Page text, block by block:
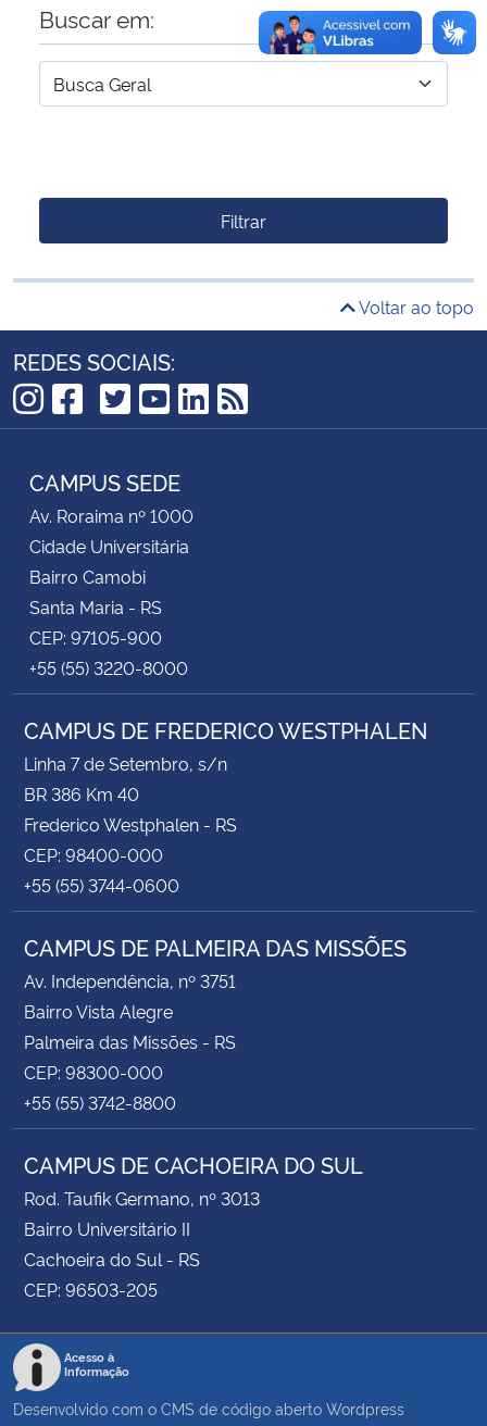
Buscar em:
Filtrar
Voltar ao topo
REDES SOCIAIS:
Instagram
Facebook
TikTok
Twitter
YouTube
LinkedIn
RSS
CAMPUS SEDE
Av. Roraima nº 1000
Cidade Universitária
Bairro Camobi
Santa Maria - RS
CEP: 97105-900
+55 (55) 3220-8000
CAMPUS DE FREDERICO WESTPHALEN
Linha 7 de Setembro, s/n
BR 386 Km 40
Frederico Westphalen - RS
CEP: 98400-000
+55 (55) 3744-0600
CAMPUS DE PALMEIRA DAS MISSÕES
Av. Independência, nº 3751
Bairro Vista Alegre
Palmeira das Missões - RS
CEP: 98300-000
+55 (55) 3742-8800
CAMPUS DE CACHOEIRA DO SUL
Rod. Taufik Germano, nº 3013
Bairro Universitário II
Cachoeira do Sul - RS
CEP: 96503-205
Acesso à
Informação
Desenvolvido com o CMS de código aberto Wordpress